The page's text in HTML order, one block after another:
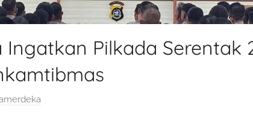
Ingatkan Pilkada Serentak